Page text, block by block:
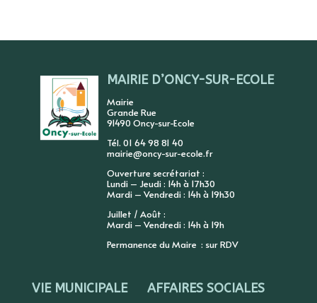
MAIRIE D’ONCY-SUR-ECOLE
Mairie
Grande Rue
91490 Oncy-sur-Ecole
Tél. 01 64 98 81 40
mairie@oncy-sur-ecole.fr
Ouverture secrétariat :
Lundi – Jeudi : 14h à 17h30
Mardi – Vendredi : 14h à 19h30
Juillet / Août :
Mardi – Vendredi : 14h à 19h
Permanence du Maire : sur RDV
VIE MUNICIPALE AFFAIRES SOCIALES